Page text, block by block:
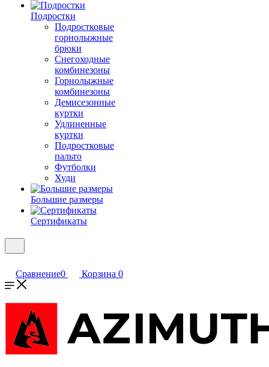
Подростки
Подростковые
горнолыжные
брюки
Снегоходные
комбинезоны
Горнолыжные
комбинезоны
Демисезонные
куртки
Удлиненные
куртки
Подростковые
пальто
Футболки
Худи
Большие размеры
Сертификаты
Сравнение0 Корзина 0